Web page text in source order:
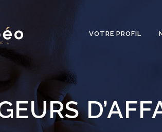
VOTRE PROFIL